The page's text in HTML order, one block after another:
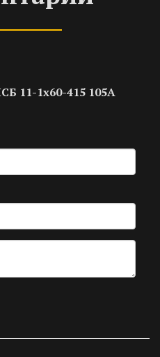
11-1х60-415 105A